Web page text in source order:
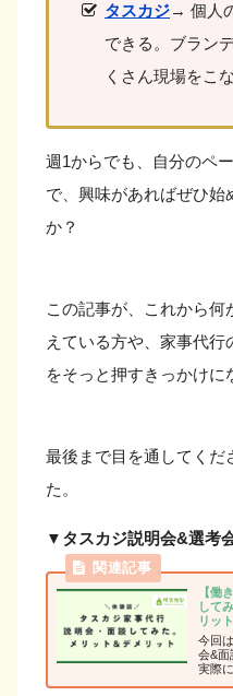
タスカジ→ 個人
できる。ブラン
くさん現場をこ
週1からでも、自分のペ
で、興味があればぜひ始
か？
この記事が、これから
えている方や、家事代行
をそっと押すきっかけに
最後まで目を通してくだ
た。
▼タスカジ説明会&選考
【働
して
リッ
今回
会&面
実際